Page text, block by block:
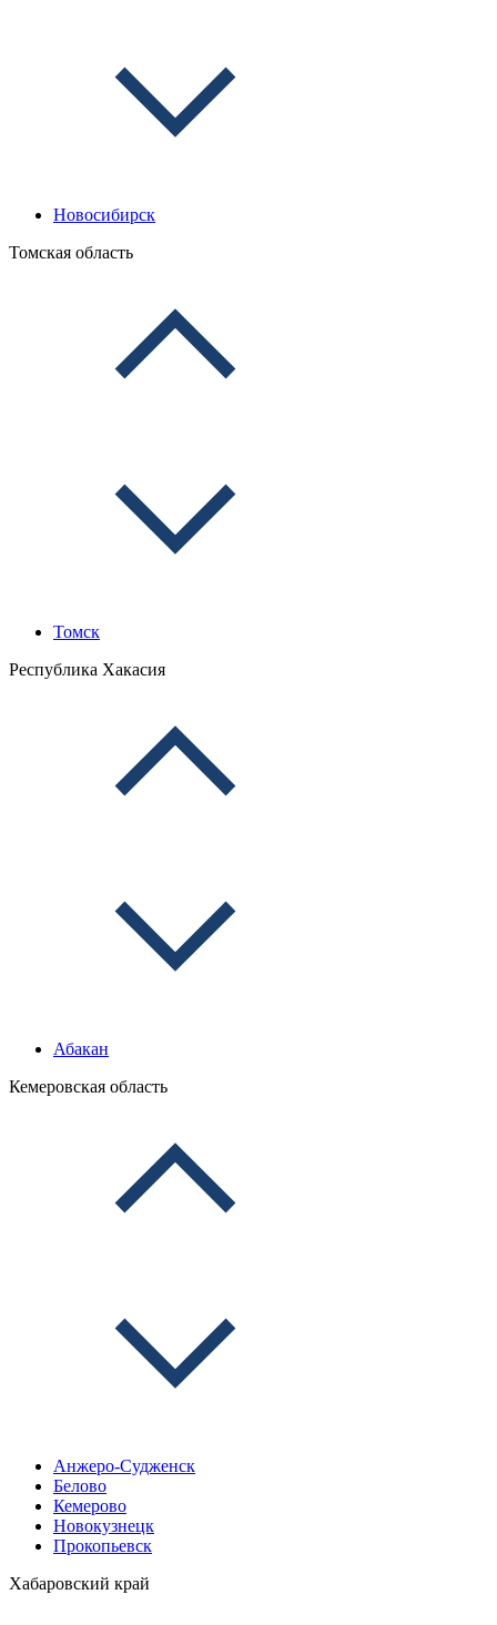
Новосибирск
Томская область
Томск
Республика Хакасия
Абакан
Кемеровская область
Анжеро-Судженск
Белово
Кемерово
Новокузнецк
Прокопьевск
Хабаровский край